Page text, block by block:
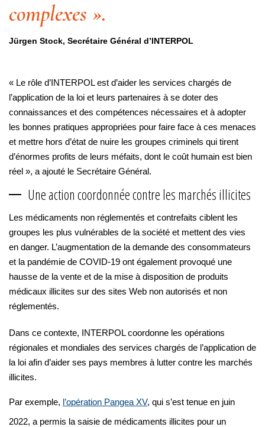
complexes ».
Jürgen Stock, Secrétaire Général d’INTERPOL
« Le rôle d’INTERPOL est d’aider les services chargés de
l’application de la loi et leurs partenaires à se doter des
connaissances et des compétences nécessaires et à adopter
les bonnes pratiques appropriées pour faire face à ces menaces
et mettre hors d’état de nuire les groupes criminels qui tirent
d’énormes profits de leurs méfaits, dont le coût humain est bien
réel », a ajouté le Secrétaire Général.
Une action coordonnée contre les marchés illicites
Les médicaments non réglementés et contrefaits ciblent les
groupes les plus vulnérables de la société et mettent des vies
en danger. L’augmentation de la demande des consommateurs
et la pandémie de COVID-19 ont également provoqué une
hausse de la vente et de la mise à disposition de produits
médicaux illicites sur des sites Web non autorisés et non
réglementés.
Dans ce contexte, INTERPOL coordonne les opérations
régionales et mondiales des services chargés de l’application de
la loi afin d’aider ses pays membres à lutter contre les marchés
illicites.
Par exemple, l’opération Pangea XV, qui s’est tenue en juin
2022, a permis la saisie de médicaments illicites pour un